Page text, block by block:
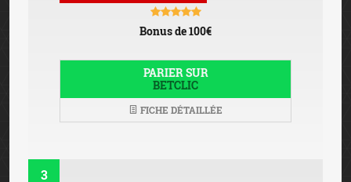
Bonus de 100€
PARIER SUR
BETCLIC
FICHE DÉTAILLÉE
3